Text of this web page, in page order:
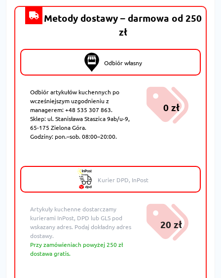
Metody dostawy – darmowa od 250
zł
Odbiór własny
Odbiór artykułów kuchennych po
wcześniejszym uzgodnieniu z
managerem: +48 535 307 863.
Sklep: ul. Stanisława Staszica 9ab/u-9,
65-175 Zielona Góra.
Godziny: pon.–sob. 08:00–20:00.
0 zł
Kurier DPD, InPost
Artykuły kuchenne dostarczamy
kurierami InPost, DPD lub GLS pod
wskazany adres. Podaj dokładny adres
dostawy.
Przy zamówieniach powyżej 250 zł
dostawa gratis.
20 zł